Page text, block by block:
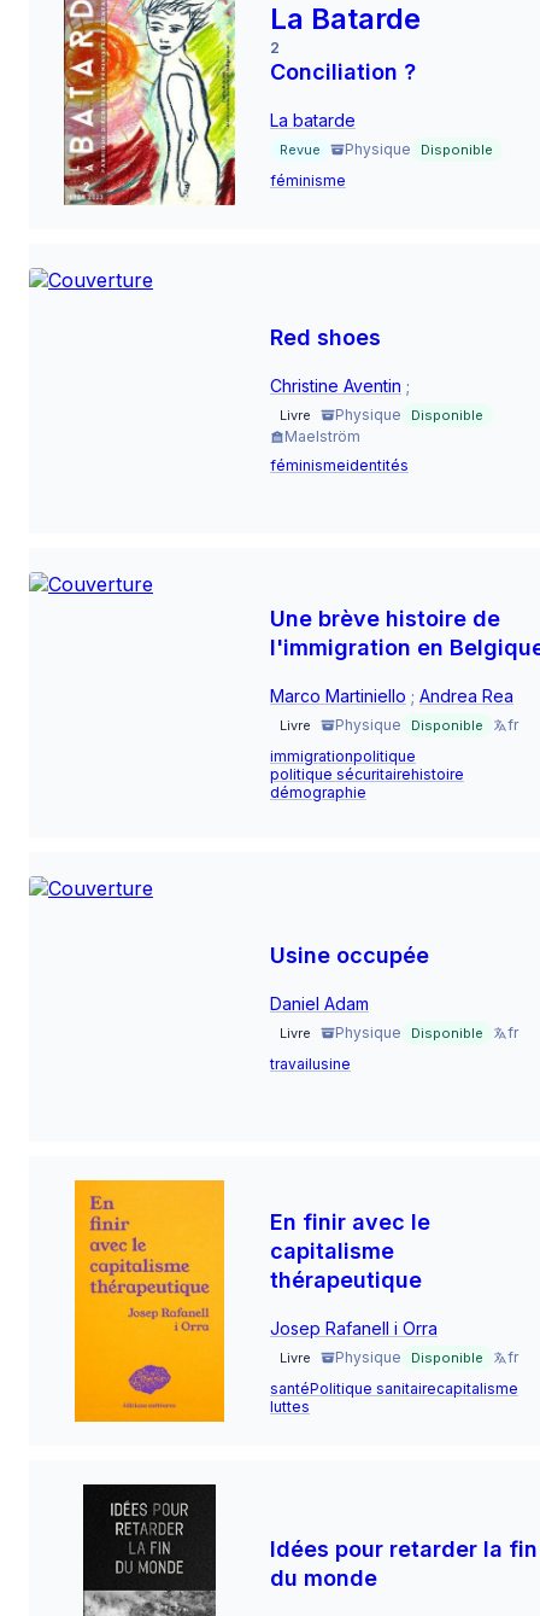
La Batarde
2
Conciliation ?
La batarde
Revue Physique Disponible
féminisme
Red shoes
Christine Aventin ;
Livre Physique Disponible
Maelström
féminismeidentités
Une brève histoire de
l'immigration en
Marco Martiniello ; Andrea Rea
Livre Physique Disponible
fr
immigrationpolitique
politique sécuritairehistoire
démographie
Usine occupée
Daniel Adam
Livre Physique Disponible
fr
travailusine
En finir avec le
capitalisme
thérapeutique
Josep Rafanell i Orra
Livre Physique Disponible
fr
santéPolitique sanitairecapitalisme
luttes
Idées pour retarder la fin
du monde